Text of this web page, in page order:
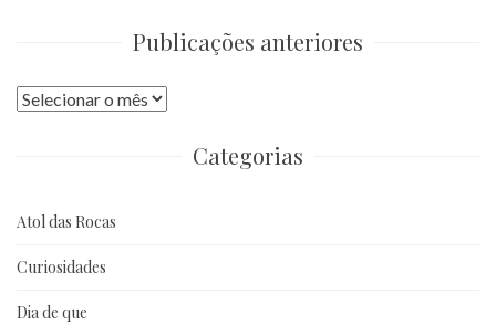
Publicações anteriores
Publicações
Categorias
Atol das Rocas
Curiosidades
Dia de que